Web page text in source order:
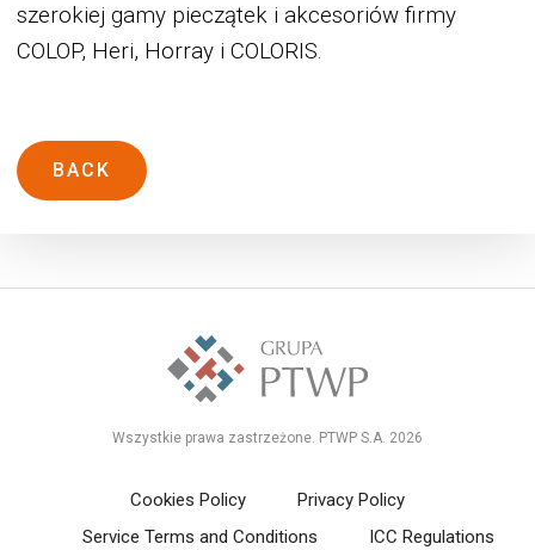
szerokiej gamy pieczątek i akcesoriów firmy
COLOP, Heri, Horray i COLORIS.
BACK
Wszystkie prawa zastrzeżone. PTWP S.A. 2026
Cookies Policy
Privacy Policy
Service Terms and Conditions
ICC Regulations